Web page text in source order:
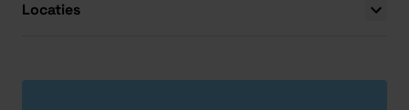
Locaties